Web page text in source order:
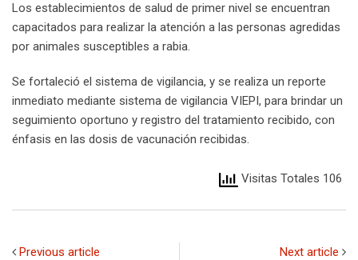
Los establecimientos de salud de primer nivel se encuentran
capacitados para realizar la atención a las personas agredidas
por animales susceptibles a rabia.
Se fortaleció el sistema de vigilancia, y se realiza un reporte
inmediato mediante sistema de vigilancia VIEPI, para brindar un
seguimiento oportuno y registro del tratamiento recibido, con
énfasis en las dosis de vacunación recibidas.
Visitas Totales 106
Previous article Next article